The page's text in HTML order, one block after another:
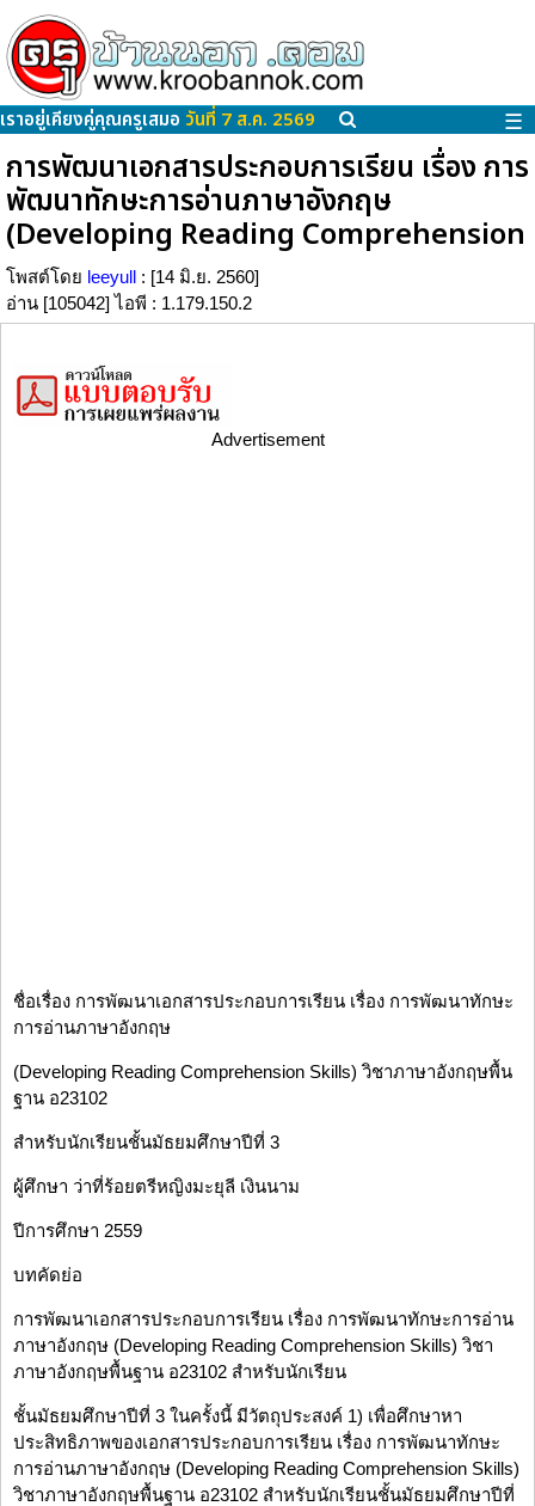
เราอยู่เคียงคู่คุณครูเสมอ วันที่ 7 ส.ค. 2569 ☰
การพัฒนาเอกสารประกอบการเรียน เรื่อง การ
พัฒนาทักษะการอ่านภาษาอังกฤษ
(Developing Reading Comprehension
โพสต์โดย leeyull : [14 มิ.ย. 2560]
อ่าน [105042] ไอพี : 1.179.150.2
Advertisement
ชื่อเรื่อง การพัฒนาเอกสารประกอบการเรียน เรื่อง การพัฒนาทักษะ
การอ่านภาษาอังกฤษ
(Developing Reading Comprehension Skills) วิชาภาษาอังกฤษพื้น
ฐาน อ23102
สำหรับนักเรียนชั้นมัธยมศึกษาปีที่ 3
ผู้ศึกษา ว่าที่ร้อยตรีหญิงมะยุลี เงินนาม
ปีการศึกษา 2559
บทคัดย่อ
การพัฒนาเอกสารประกอบการเรียน เรื่อง การพัฒนาทักษะการอ่าน
ภาษาอังกฤษ (Developing Reading Comprehension Skills) วิชา
ภาษาอังกฤษพื้นฐาน อ23102 สำหรับนักเรียน
ชั้นมัธยมศึกษาปีที่ 3 ในครั้งนี้ มีวัตถุประสงค์ 1) เพื่อศึกษาหา
ประสิทธิภาพของเอกสารประกอบการเรียน เรื่อง การพัฒนาทักษะ
การอ่านภาษาอังกฤษ (Developing Reading Comprehension Skills)
วิชาภาษาอังกฤษพื้นฐาน อ23102 สำหรับนักเรียนชั้นมัธยมศึกษาปีที่